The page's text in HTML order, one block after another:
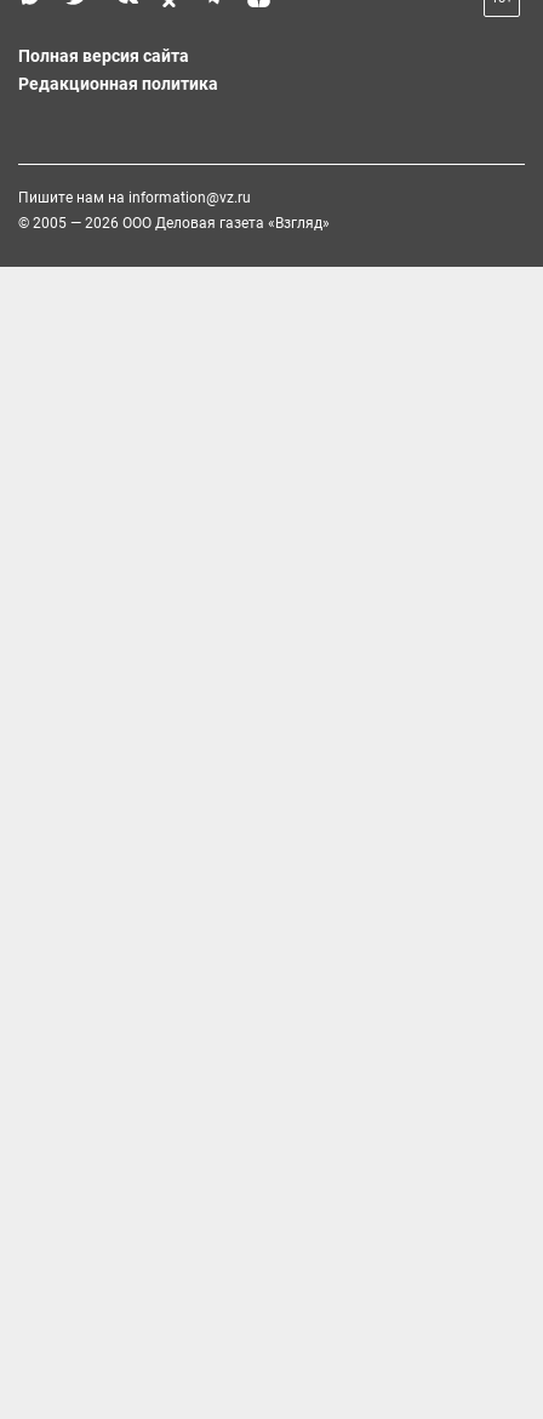
Полная версия сайта
Редакционная политика
Пишите нам на information@vz.ru
© 2005 — 2026 ООО Деловая газета «Взгляд»